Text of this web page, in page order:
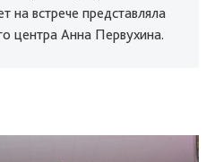
на встрече представляла
центра Анна Первухина.